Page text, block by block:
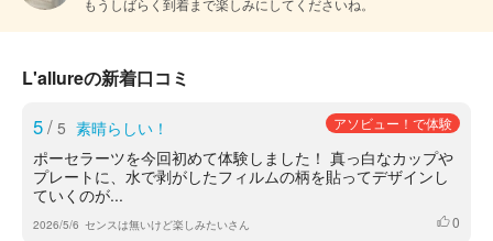
もうしばらく到着まで楽しみにしてくださいね。
L'allureの新着口コミ
5/ 5 素晴らしい！ アソビュー！で体験
ポーセラーツを今回初めて体験しました！ 真っ白なカップや
プレートに、水で剥がしたフィルムの柄を貼ってデザインし
ていくのが...
2026/5/6 センスは無いけど楽しみたいさん いいね
0